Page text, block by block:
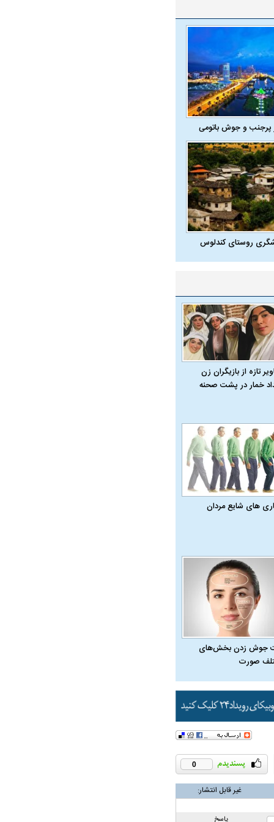
و جوش باتومی
روستای کندلوس
تازه از بازیگران زن
خمار در پشت صحنه
های شایع مردان
جوش زدن بخش‌های
صورت
0
غیر قابل انتشار:
پاسخ
دوران قاجار چگونه
مردی که سر خم نکرد؟ | غلامرضا تختی و